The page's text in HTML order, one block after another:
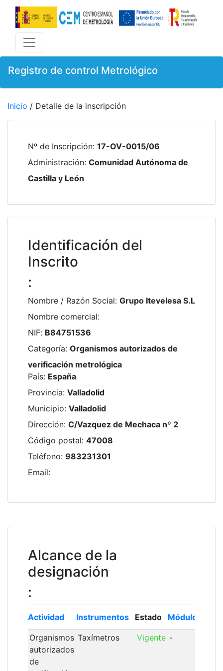
Registro de control Metrológico
Inicio / Detalle de la inscripción
Nº de Inscripción: 17-OV-0015/06
Administración: Comunidad Autónoma de
Castilla y León
Identificación del
Inscrito
:
Nombre / Razón Social: Grupo Itevelesa S.L
Nombre comercial:
NIF: B84751536
Categoría: Organismos autorizados de
verificación metrológica
País: España
Provincia: Valladolid
Municipio: Valladolid
Dirección: C/Vazquez de Mechaca nº 2
Código postal: 47008
Teléfono: 983231301
Email:
Alcance de la
designación
:
Actividad Instrumentos Estado Módulo
Organismos
autorizados
de
Taxímetros Vigente -